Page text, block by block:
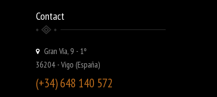
Contact
Gran Vía, 9 - 1º
36204 - Vigo (España)
(+34) 648 140 572